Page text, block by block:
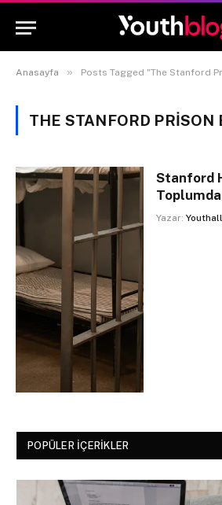
Anasayfa » Posts Tagged "The Stanford
THE STANFORD PRISON
Stanford
Yazar: Youthall
POPÜLER İÇERIKLER